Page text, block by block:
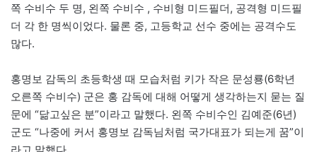
쪽 수비수 두 명, 왼쪽 수비수 , 수비형 미드필더, 공격형 미드필
더 각 한 명씩이었다. 물론 중, 고등학교 선수 중에는 공격수도
많다.
홍명보 감독의 초등학생 때 모습처럼 키가 작은 문성룡(6학년
오른쪽 수비수) 군은 홍 감독에 대해 어떻게 생각하는지 묻는 질
문에 “닮고싶은 분”이라고 말했다. 왼쪽 수비수인 김예준(6년)
군도 “나중에 커서 홍명보 감독님처럼 국가대표가 되는게 꿈”이